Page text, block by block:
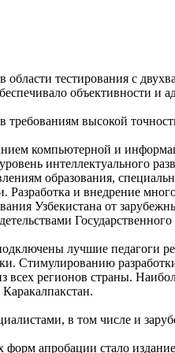
тестирования с
объективности и
требованиям высокой
компьютерной и
интеллектуального
образования,
Разработка и внедрение
Узбекистана от
Государственного
лучшие педагоги
Стимулированию
всех регионов страны.
в том числе и
апробации стало